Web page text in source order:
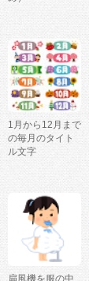
1月から12月まで
の毎月のタイト
ル文字